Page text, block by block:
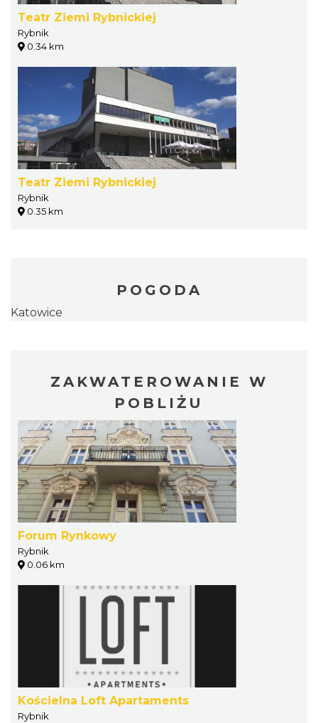
Teatr Ziemi Rybnickiej
Rybnik
0.34 km
Teatr Ziemi Rybnickiej
Rybnik
0.35 km
POGODA
Katowice
ZAKWATEROWANIE W
POBLIŻU
Forum Rynkowy
Rybnik
0.06 km
Kościelna Loft Apartaments
Rybnik